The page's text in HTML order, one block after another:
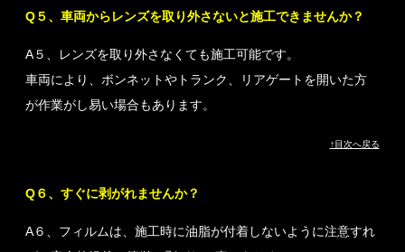
Q５、車両からレンズを取り外さないと施工できませんか？
A５、レンズを取り外さなくても施工可能です。
車両により、ボンネットやトランク、リアゲートを開いた方
が作業がし易い場合もあります。
↑目次へ戻る
Q６、すぐに剥がれませんか？
A６、フィルムは、施工時に油脂が付着しないように注意すれ